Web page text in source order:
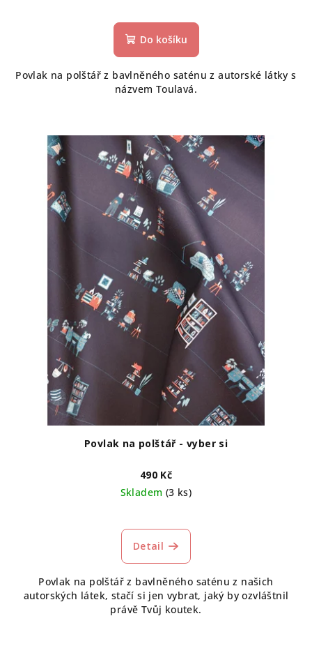
Do košíku
Povlak na polštář z bavlněného saténu z autorské látky s
názvem Toulavá.
Povlak na polštář - vyber si
490 Kč
Skladem (3 ks)
Detail
Povlak na polštář z bavlněného saténu z našich
autorských látek, stačí si jen vybrat, jaký by ozvláštnil
právě Tvůj koutek.